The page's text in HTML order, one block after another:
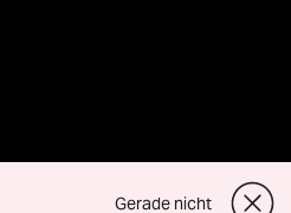
Gerade nicht